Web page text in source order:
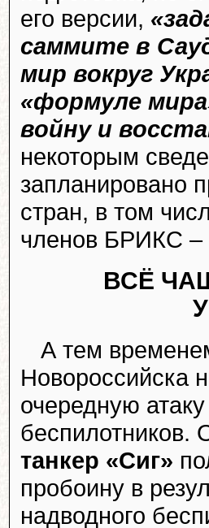
его версии,
саммите в
мир вокруг
«формуле
войну и
некоторым
запланировано
стран, в том
членов БРИКС
ВСЁ
А тем
Новороссийска
очередную
беспилотников.
танкер «Сиг»
пробоину в
надводного